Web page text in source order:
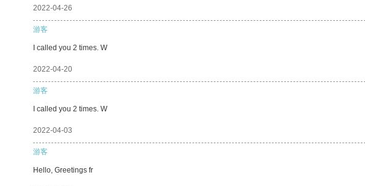
2022-04-26
游客
I called you 2 times. W
2022-04-20
游客
I called you 2 times. W
2022-04-03
游客
Hello, Greetings fr